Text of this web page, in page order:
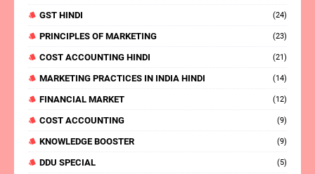
GST HINDI (24)
PRINCIPLES OF MARKETING (23)
COST ACCOUNTING HINDI (21)
MARKETING PRACTICES IN INDIA HINDI (14)
FINANCIAL MARKET (12)
COST ACCOUNTING (9)
KNOWLEDGE BOOSTER (9)
DDU SPECIAL (5)